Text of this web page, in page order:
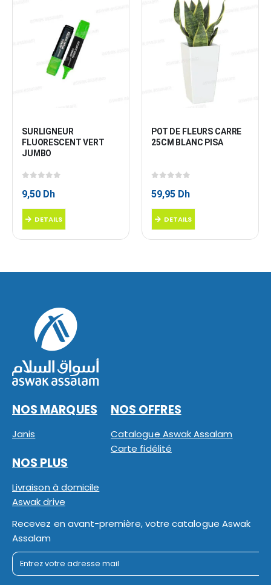
SURLIGNEUR
FLUORESCENT VERT
JUMBO
9,50 Dh
DETAILS
POT DE FLEURS CARRE
25CM BLANC PISA
59,95 Dh
DETAILS
NOS MARQUES
Janis
NOS OFFRES
Catalogue Aswak Assalam
Carte fidélité
NOS PLUS
Livraison à domicile
Aswak drive
Recevez en avant-première, votre catalogue Aswak
Assalam